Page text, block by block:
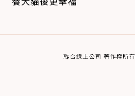
聯合線上公司 著作權所